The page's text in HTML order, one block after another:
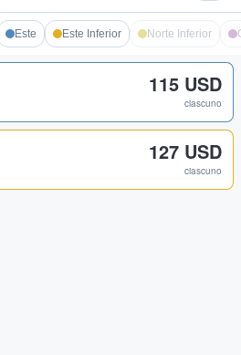
Este Este Inferior Norte Inferior
115 USD
ciascuno
127 USD
ciascuno